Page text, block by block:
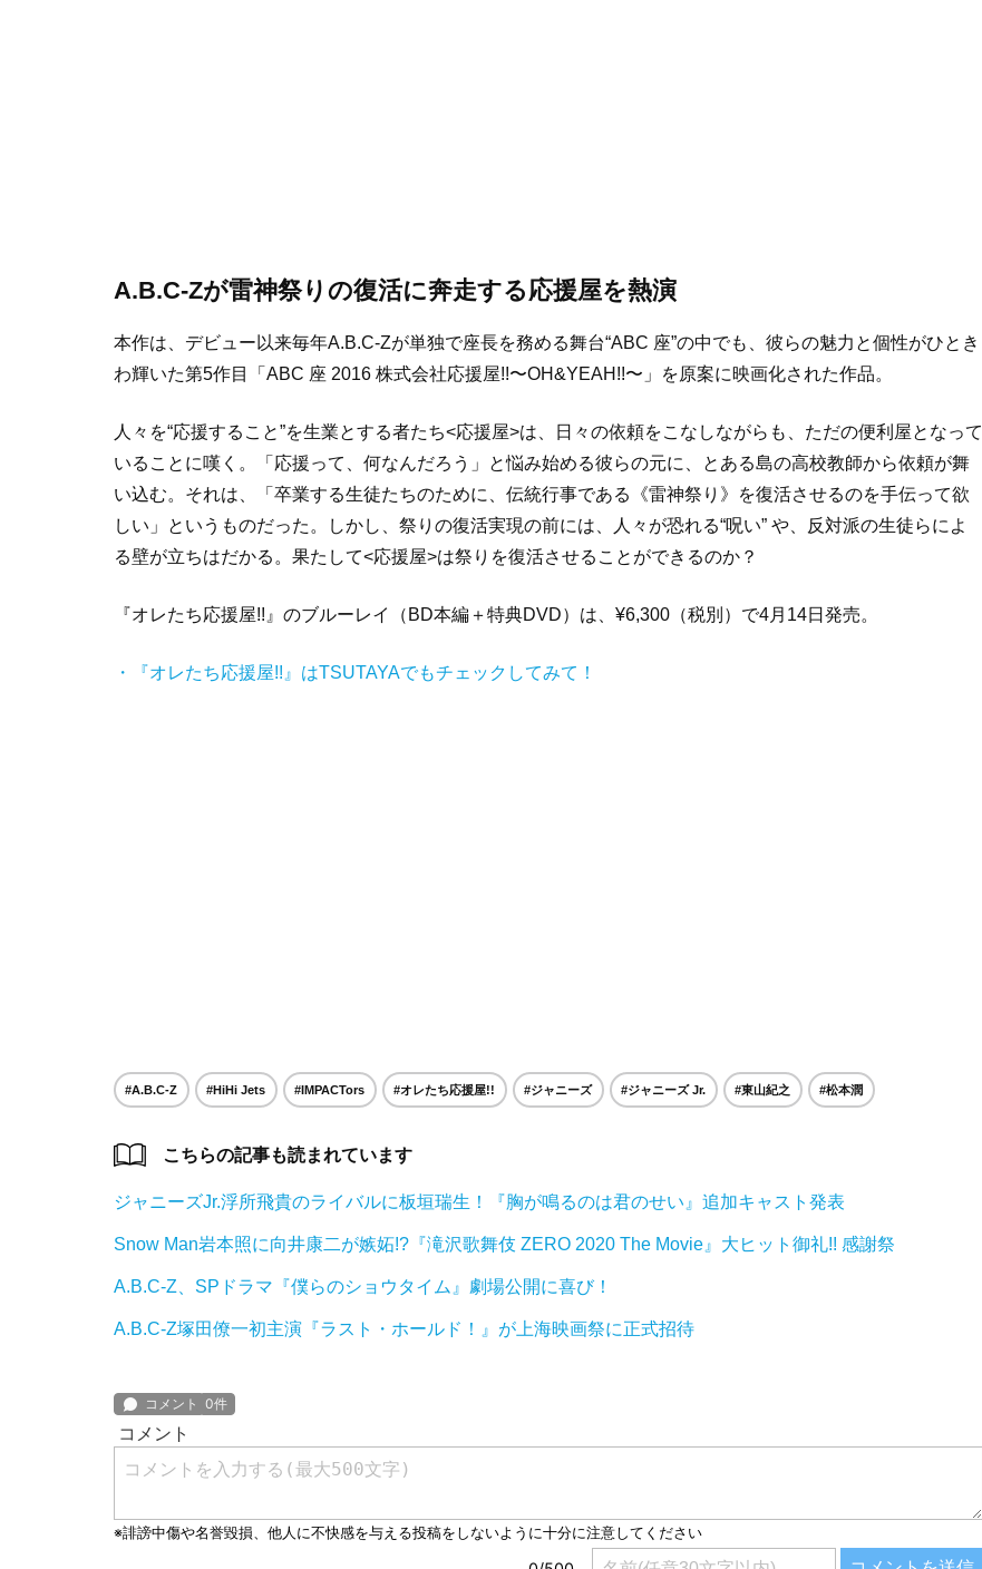
A.B.C-Zが雷神祭りの復活に奔走する応援屋を熱演
本作は、デビュー以来毎年A.B.C-Zが単独で座長を務める舞台“ABC 座”の中でも、彼らの魅力と個性がひとき
わ輝いた第5作目「ABC 座 2016 株式会社応援屋!!〜OH&YEAH!!〜」を原案に映画化された作品。
人々を“応援すること”を生業とする者たち<応援屋>は、日々の依頼をこなしながらも、ただの便利屋となって
いることに嘆く。「応援って、何なんだろう」と悩み始める彼らの元に、とある島の高校教師から依頼が舞
い込む。それは、「卒業する生徒たちのために、伝統行事である《雷神祭り》を復活させるのを手伝って欲
しい」というものだった。しかし、祭りの復活実現の前には、人々が恐れる“呪い” や、反対派の生徒らによ
る壁が立ちはだかる。果たして<応援屋>は祭りを復活させることができるのか？
『オレたち応援屋!!』のブルーレイ（BD本編＋特典DVD）は、¥6,300（税別）で4月14日発売。
・『オレたち応援屋!!』はTSUTAYAでもチェックしてみて！
#A.B.C-Z #HiHi Jets #IMPACTors #オレたち応援屋!! #ジャニーズ #ジャニーズ Jr. #東山紀之 #松本潤
こちらの記事も読まれています
ジャニーズJr.浮所飛貴のライバルに板垣瑞生！『胸が鳴るのは君のせい』追加キャスト発表
Snow Man岩本照に向井康二が嫉妬!?『滝沢歌舞伎 ZERO 2020 The Movie』大ヒット御礼!! 感謝祭
A.B.C-Z、SPドラマ『僕らのショウタイム』劇場公開に喜び！
A.B.C-Z塚田僚一初主演『ラスト・ホールド！』が上海映画祭に正式招待